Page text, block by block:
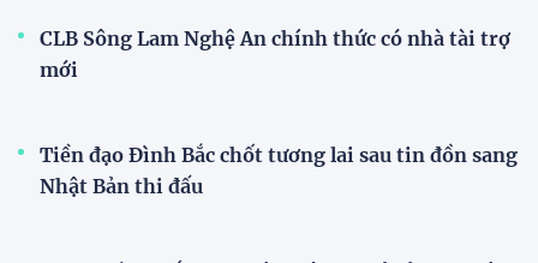
2026
Đội tuyển Việt Nam được tiếp
thêm sức mạnh trước trận gặp